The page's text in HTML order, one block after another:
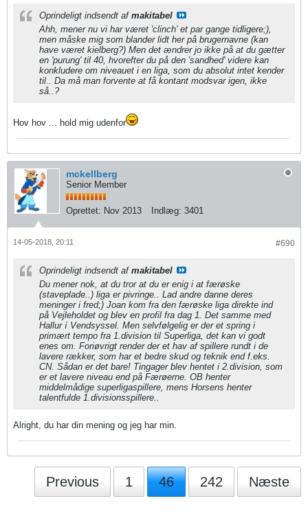
Oprindeligt indsendt af makitabel
Ahh, mener nu vi har været 'clinch' et par gange tidligere;),
men måske mig som blander lidt her på brugernavne (kan
have været kielberg?) Men det ændrer jo ikke på at du gætter
en 'purung' til 40, hvorefter du på den 'sandhed' videre kan
konkludere om niveauet i en liga, som du absolut intet kender
til.. Da må man forvente at få kontant modsvar igen, ikke
så..?
Hov hov ... hold mig udenfor
mckellberg
Senior Member
Oprettet: Nov 2013 Indlæg: 3401
#690
14-05-2018, 20:11
Oprindeligt indsendt af makitabel
Du mener nok, at du tror at du er enig i at færøske
(staveplade..) liga er pivringe.. Lad andre danne deres
meninger i fred;) Joan kom fra den færøske liga direkte ind
på Vejleholdet og blev en profil fra dag 1. Det samme med
Hallur í Vendsyssel. Men selvfølgelig er der et spring i
primært tempo fra 1.division til Superliga, det kan vi godt
enes om. Foriøvrigt render der et hav af spillere rundt i de
lavere rækker, som har et bedre skud og teknik end f.eks.
CN. Sådan er det bare! Tingager blev hentet i 2.division, som
er et lavere niveau end på Færøerne. OB henter
middelmådige superligaspillere, mens Horsens henter
talentfulde 1.divisionsspillere..
Alright, du har din mening og jeg har min.
Previous 1 46 242 Næste